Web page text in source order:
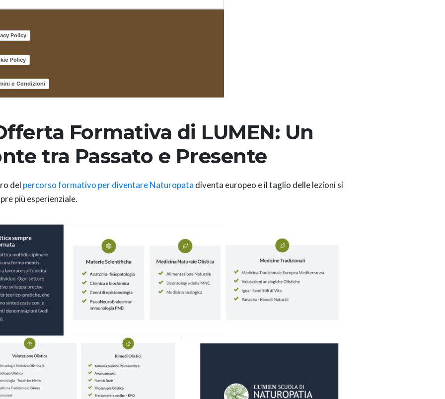
Formativa di LUMEN: Un
tra Passato e Presente
del percorso formativo per diventare Naturopata diventa europeo e il taglio delle lezioni si
più esperienziale.